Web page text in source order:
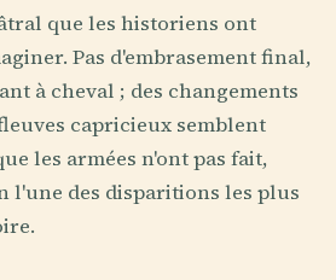
que les historiens ont
Pas d'embrasement final,
à cheval ; des changements
capricieux semblent
les armées n'ont pas fait,
l'une des disparitions les plus